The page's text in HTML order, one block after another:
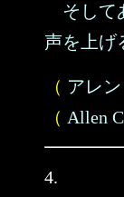
そして
声を上げ
（ アレ
（ Allen
4.